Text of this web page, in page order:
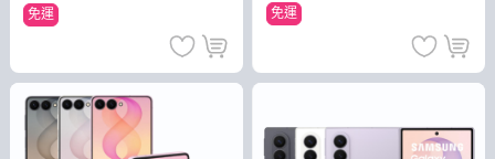
免運
免運